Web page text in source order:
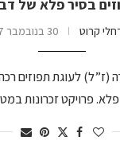
בסיר פלא של
קרוט 30 בנובמבר 2017
לעוגת תפוזים
פלא. פרויקט זכרונות